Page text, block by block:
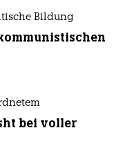
Bildung
bei voller